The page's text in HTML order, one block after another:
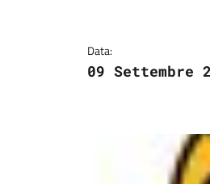
Data:
09 Settembre